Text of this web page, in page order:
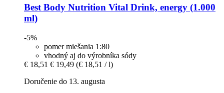
Best Body Nutrition Vital Drink, energy (1.000
ml)
-5%
pomer miešania 1:80
vhodný aj do výrobníka sódy
€ 18,51 € 19,49 (€ 18,51 / l)
Doručenie do 13. augusta